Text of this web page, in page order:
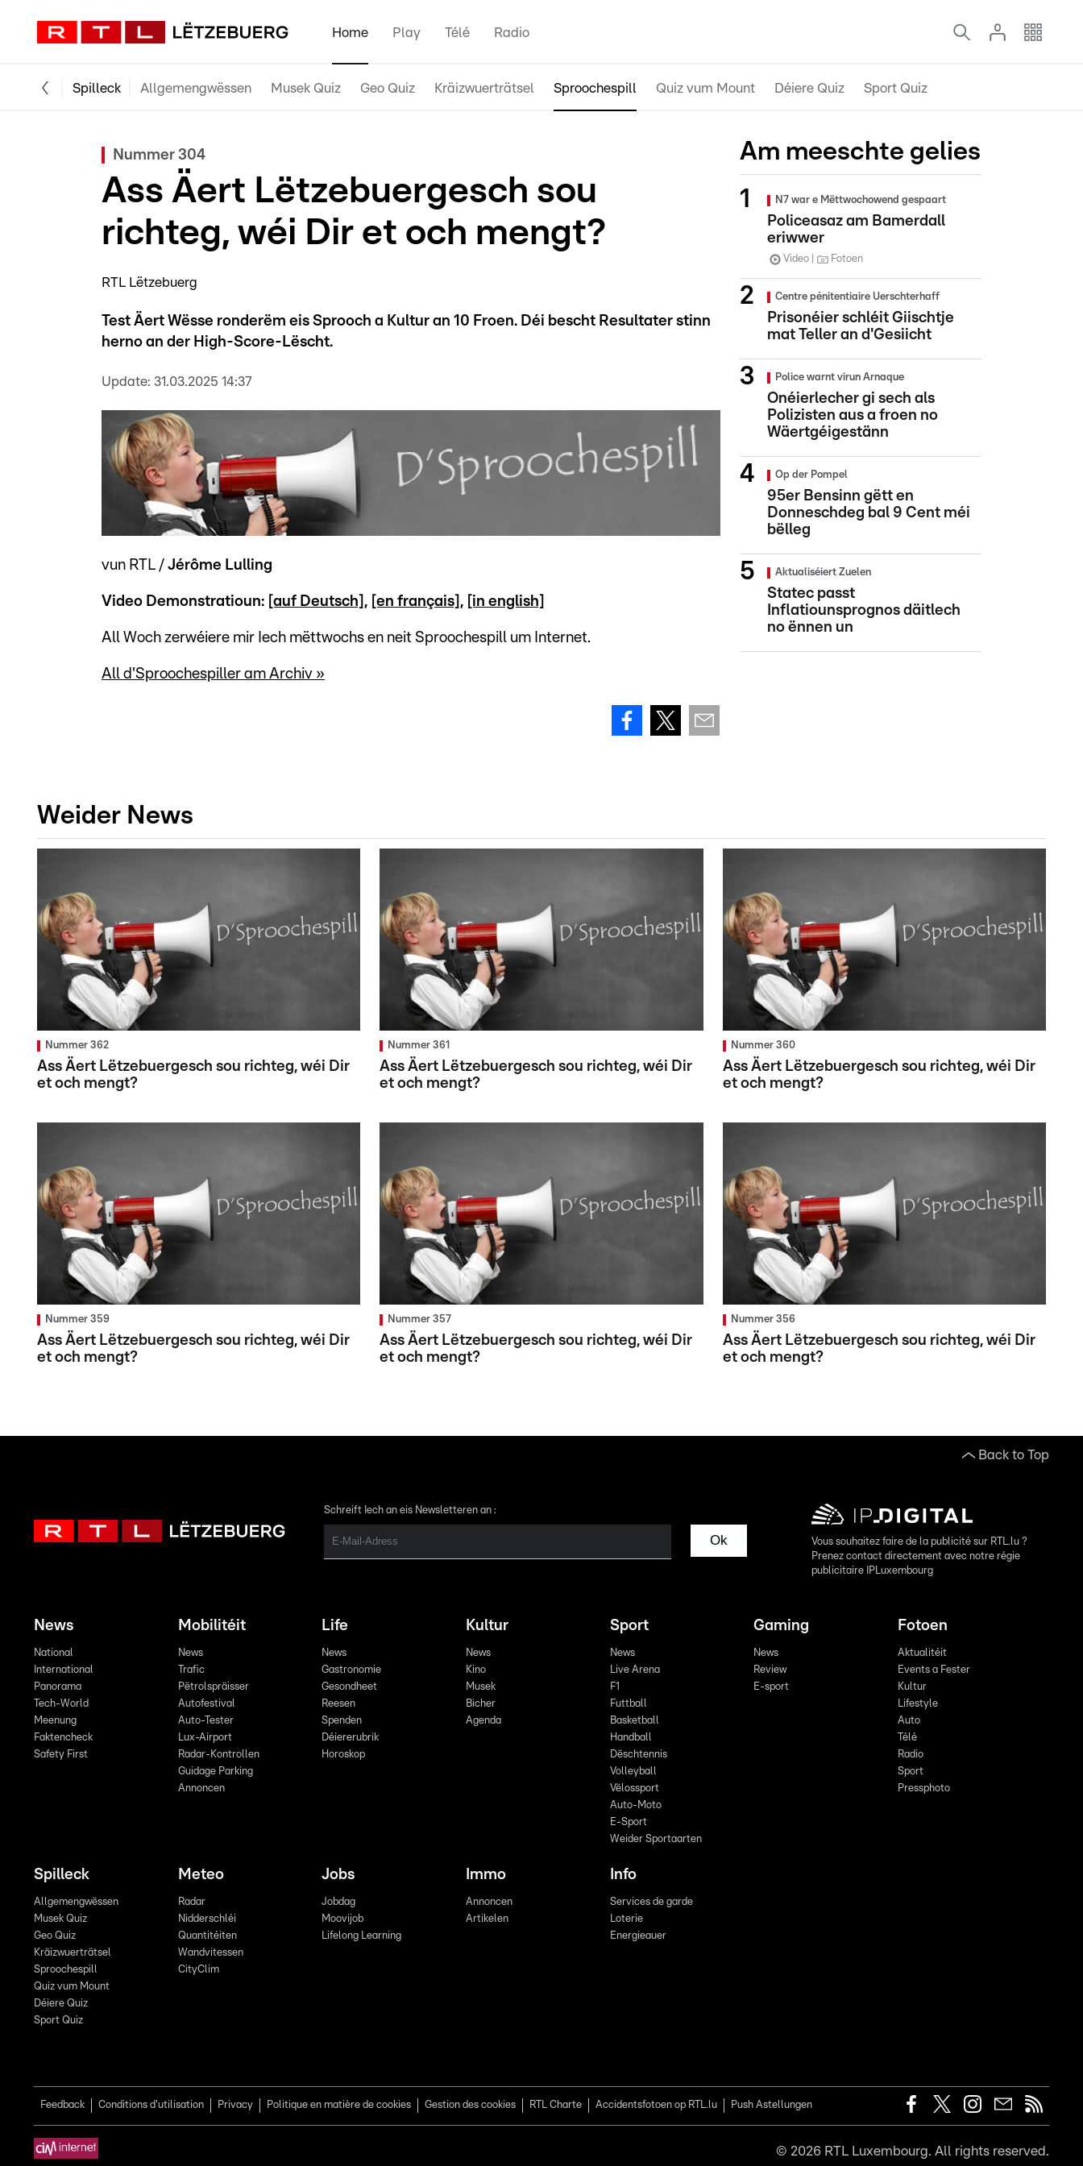
Home Play Télé Radio
Spilleck Allgemengwëssen Musek Quiz Geo Quiz Kräizwuerträtsel Sproochespill Quiz vum Mount Déiere Quiz Sport Quiz
Nummer 304
Ass Äert Lëtzebuergesch sou
richteg, wéi Dir et och mengt?
RTL Lëtzebuerg
Test Äert Wësse ronderëm eis Sprooch a Kultur an 10 Froen. Déi bescht Resultater stinn
herno an der High-Score-Lëscht.
Update: 31.03.2025 14:37
vun RTL / Jérôme Lulling
Video Demonstratioun: [auf Deutsch] , [en français] , [in english]
All Woch zerwéiere mir Iech mëttwochs en neit Sproochespill um Internet.
All d'Sproochespiller am Archiv »
Am meeschte gelies
N7 war e Mëttwochowend gespaart
Policeasaz am Bamerdall
eriwwer
Video Fotoen
Centre pénitentiaire Uerschterhaff
Prisonéier schléit Giischtje
mat Teller an d'Gesiicht
Police warnt virun Arnaque
Onéierlecher gi sech als
Polizisten aus a froen no
Wäertgéigestänn
Op der Pompel
95er Bensinn gëtt en
Donneschdeg bal 9 Cent méi
bëlleg
Aktualiséiert Zuelen
Statec passt
Inflatiounsprognos däitlech
no ënnen un
Weider News
Nummer 362
Ass Äert Lëtzebuergesch sou richteg, wéi Dir
et och mengt?
Nummer 361
Ass Äert Lëtzebuergesch sou richteg, wéi Dir
et och mengt?
Nummer 360
Ass Äert Lëtzebuergesch sou richteg, wéi Dir
et och mengt?
Nummer 359
Ass Äert Lëtzebuergesch sou richteg, wéi Dir
et och mengt?
Nummer 357
Ass Äert Lëtzebuergesch sou richteg, wéi Dir
et och mengt?
Nummer 356
Ass Äert Lëtzebuergesch sou richteg, wéi Dir
et och mengt?
Back to Top
Schreift Iech an eis Newsletteren an :
Ok
Vous souhaitez faire de la publicité sur RTL.lu ?
Prenez contact directement avec notre régie
publicitaire IPLuxembourg
News
National
International
Panorama
Tech-World
Meenung
Faktencheck
Safety First
Mobilitéit
News
Trafic
Pëtrolspräisser
Autofestival
Auto-Tester
Lux-Airport
Radar-Kontrollen
Guidage Parking
Annoncen
Life
News
Gastronomie
Gesondheet
Reesen
Spenden
Déiererubrik
Horoskop
Kultur
News
Kino
Musek
Bicher
Agenda
Sport
News
Live Arena
F1
Futtball
Basketball
Handball
Dëschtennis
Volleyball
Vëlossport
Auto-Moto
E-Sport
Weider Sportaarten
Gaming
News
Review
E-sport
Fotoen
Aktualitéit
Events a Fester
Kultur
Lifestyle
Auto
Télé
Radio
Sport
Pressphoto
Spilleck
Allgemengwëssen
Musek Quiz
Geo Quiz
Kräizwuerträtsel
Sproochespill
Quiz vum Mount
Déiere Quiz
Sport Quiz
Meteo
Radar
Nidderschléi
Quantitéiten
Wandvitessen
CityClim
Jobs
Jobdag
Moovijob
Lifelong Learning
Immo
Annoncen
Artikelen
Info
Services de garde
Loterie
Energieauer
Feedback Conditions d'utilisation Privacy Politique en matière de cookies Gestion des cookies RTL Charte Accidentsfotoen op RTL.lu Push Astellungen
© 2026 RTL Luxembourg. All rights reserved.